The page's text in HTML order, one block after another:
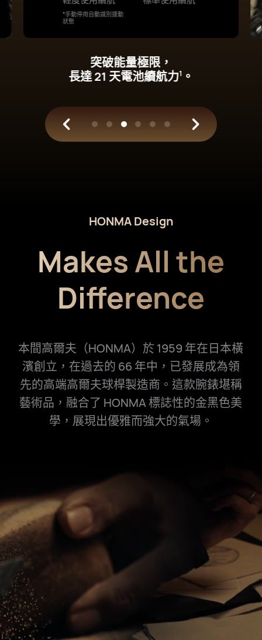
單車騎乘、越野跑、滑雪等運動體驗提升
到一個全新的高度。
HONMA Design
Makes All the
Difference
本間高爾夫（HONMA）於 1959 年在日本橫
濱創立，在過去的 66 年中，已發展成為領
先的高端高爾夫球桿製造商。這款腕錶堪稱
藝術品，融合了 HONMA 標誌性的金黑色美
學，展現出優雅而強大的氣⁠場。